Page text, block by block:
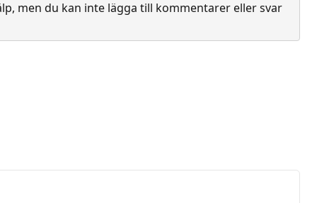
men du kan inte lägga till kommentarer eller svar